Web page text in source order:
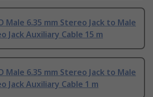
Male 6.35 mm Stereo Jack to Male
Jack Auxiliary Cable 15 m
Male 6.35 mm Stereo Jack to Male
Jack Auxiliary Cable 1 m